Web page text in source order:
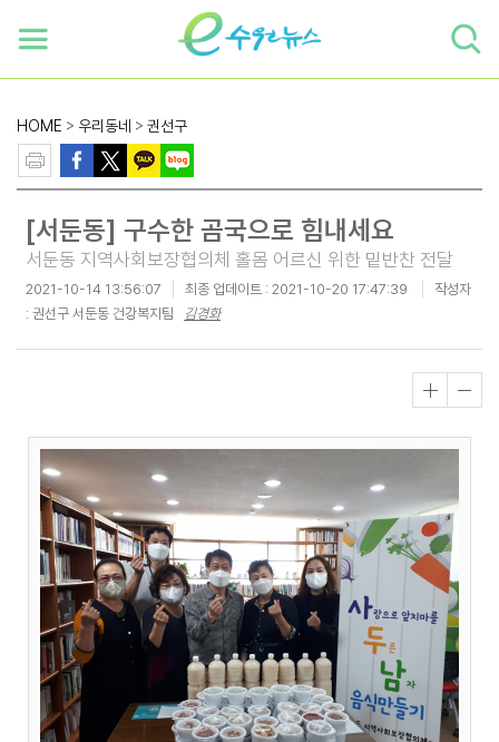
HOME > 우리동네 > 권선구
[서둔동] 구수한 곰국으로 힘내세요
서둔동 지역사회보장협의체 홀몸 어르신 위한 밑반찬 전달
2021-10-14 13:56:07 최종 업데이트 : 2021-10-20 17:47:39
작성자
: 권선구 서둔동 건강복지팀
김경화